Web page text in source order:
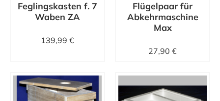
Feglingskasten f. 7
Waben ZA
139,99 €
Flügelpaar für
Abkehrmaschine
Max
27,90 €